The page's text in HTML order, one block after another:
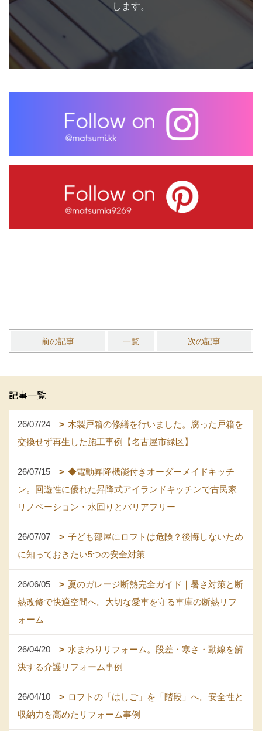
します。
前の記事 一覧 次の記事
記事一覧
26/07/24
木製戸箱の修繕を行いました。腐った戸箱を
交換せず再生した施工事例【名古屋市緑区】
26/07/15
◆電動昇降機能付きオーダーメイドキッチ
ン。回遊性に優れた昇降式アイランドキッチンで古民家
リノベーション・水回りとバリアフリー
26/07/07
子ども部屋にロフトは危険？後悔しないため
に知っておきたい5つの安全対策
26/06/05
夏のガレージ断熱完全ガイド｜暑さ対策と断
熱改修で快適空間へ。大切な愛車を守る車庫の断熱リフ
ォーム
26/04/20
水まわりリフォーム。段差・寒さ・動線を解
決する介護リフォーム事例
26/04/10
ロフトの「はしご」を「階段」へ。安全性と
収納力を高めたリフォーム事例